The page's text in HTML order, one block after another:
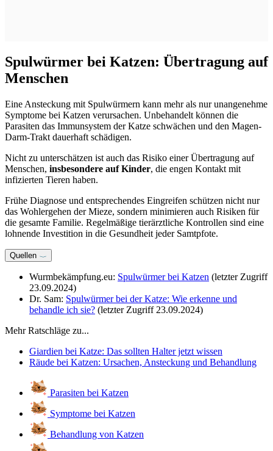
Spulwürmer bei Katzen: Übertragung auf
Menschen
Eine Ansteckung mit Spulwürmern kann mehr als nur unangenehme
Symptome bei Katzen verursachen. Unbehandelt können die
Parasiten das Immunsystem der Katze schwächen und den Magen-
Darm-Trakt dauerhaft schädigen.
Nicht zu unterschätzen ist auch das Risiko einer Übertragung auf
Menschen, insbesondere auf Kinder, die engen Kontakt mit
infizierten Tieren haben.
Frühe Diagnose und entsprechendes Eingreifen schützen nicht nur
das Wohlergehen der Mieze, sondern minimieren auch Risiken für
die gesamte Familie. Regelmäßige tierärztliche Kontrollen sind eine
lohnende Investition in die Gesundheit jeder Samtpfote.
Quellen
Wurmbekämpfung.eu: Spulwürmer bei Katzen (letzter Zugriff
23.09.2024)
Dr. Sam: Spulwürmer bei der Katze: Wie erkenne und
behandle ich sie? (letzter Zugriff 23.09.2024)
Mehr Ratschläge zu...
Giardien bei Katze: Das sollten Halter jetzt wissen
Räude bei Katzen: Ursachen, Ansteckung und Behandlung
Parasiten bei Katzen
Symptome bei Katzen
Behandlung von Katzen